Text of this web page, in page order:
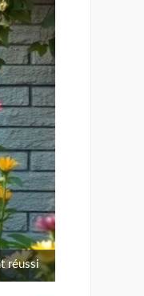
réussi